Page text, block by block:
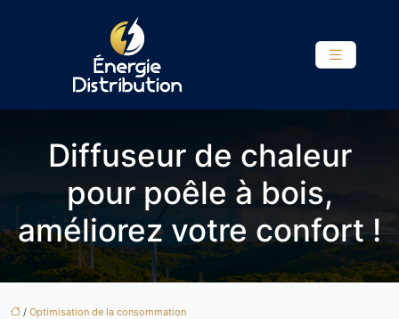
Diffuseur de chaleur
pour poêle à bois,
améliorez votre confort !
/ Optimisation de la consommation